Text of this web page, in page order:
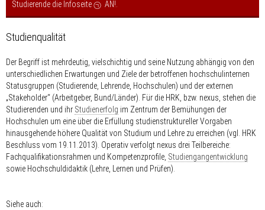
Studierende die Infoseite
AN!
Studienqualität
Der Begriff ist mehrdeutig, vielschichtig und seine Nutzung abhängig von den
unterschiedlichen Erwartungen und Ziele der betroffenen hochschulinternen
Statusgruppen (Studierende, Lehrende, Hochschulen) und der externen
„Stakeholder“ (Arbeitgeber, Bund/Länder). Für die HRK, bzw. nexus, stehen die
Studierenden und ihr Studienerfolg im Zentrum der Bemühungen der
Hochschulen um eine über die Erfüllung studienstruktureller Vorgaben
hinausgehende höhere Qualität von Studium und Lehre zu erreichen (vgl. HRK
Beschluss vom 19.11.2013). Operativ verfolgt nexus drei Teilbereiche:
Fachqualifikationsrahmen und Kompetenzprofile, Studiengangentwicklung
sowie Hochschuldidaktik (Lehre, Lernen und Prüfen).
Siehe auch: